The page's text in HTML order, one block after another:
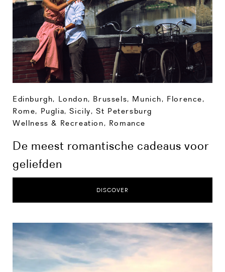
Edinburgh, London, Brussels, Munich, Florence,
Rome, Puglia,Sicily,St Petersburg
Wellness & Recreation, Romance
De meest romantische cadeaus voor
geliefden
DISCOVER